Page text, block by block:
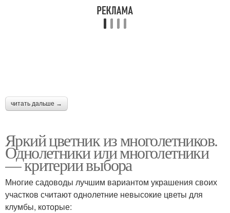
читать дальше →
Яркий цветник из многолетников.
Однолетники или многолетники
— критерии выбора
Многие садоводы лучшим вариантом украшения своих
участков считают однолетние невысокие цветы для
клумбы, которые: